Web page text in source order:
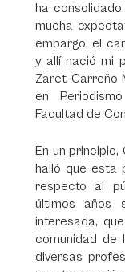
ha
mucha
embargo, el
y allí nació mi
Zaret Carreño
en
Facultad de
En un
halló que esta
respecto al
últimos años
interesada,
comunidad de
diversas